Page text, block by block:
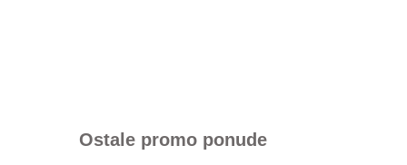
Ostale promo ponude